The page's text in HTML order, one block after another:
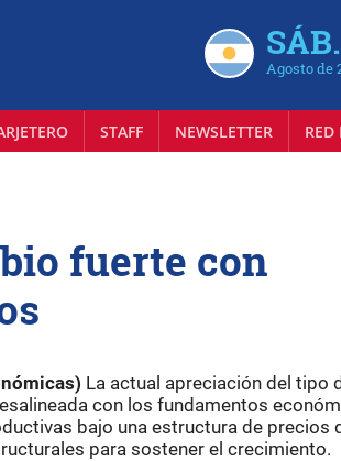
Agosto de
STAFF NEWSLETTER RED
fuerte con
La actual apreciación del tipo
con los fundamentos
bajo una estructura de precios
para sostener el crecimiento.